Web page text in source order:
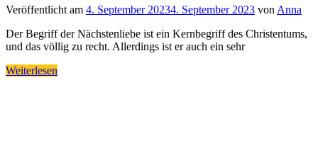
Veröffentlicht am 4. September 20234. September 2023 von Anna
Der Begriff der Nächstenliebe ist ein Kernbegriff des Christentums,
und das völlig zu recht. Allerdings ist er auch ein sehr
Weiterlesen